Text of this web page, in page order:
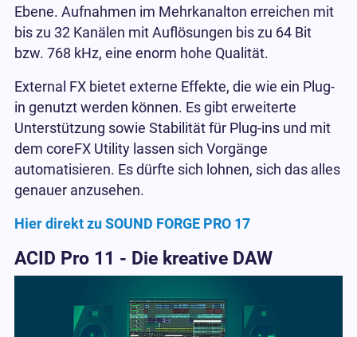
Ebene. Aufnahmen im Mehrkanalton erreichen mit
bis zu 32 Kanälen mit Auflösungen bis zu 64 Bit
bzw. 768 kHz, eine enorm hohe Qualität.
External FX bietet externe Effekte, die wie ein Plug-
in genutzt werden können. Es gibt erweiterte
Unterstützung sowie Stabilität für Plug-ins und mit
dem coreFX Utility lassen sich Vorgänge
automatisieren. Es dürfte sich lohnen, sich das alles
genauer anzusehen.
Hier direkt zu SOUND FORGE PRO 17
ACID Pro 11 - Die kreative DAW